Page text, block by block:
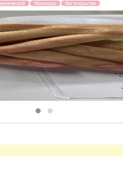
Маникюр без покрытия